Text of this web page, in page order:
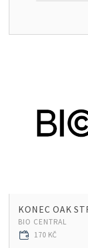
KONEC OAK
BIO CENTRAL
170 KČ